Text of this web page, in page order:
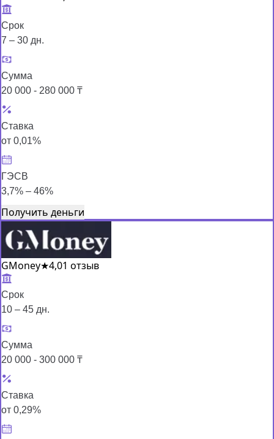
Срок
7 – 30 дн.
Сумма
20 000 - 280 000 ₸
Ставка
от 0,01%
ГЭСВ
3,7% – 46%
Получить деньги
GMoney★4,01 отзыв
Срок
10 – 45 дн.
Сумма
20 000 - 300 000 ₸
Ставка
от 0,29%